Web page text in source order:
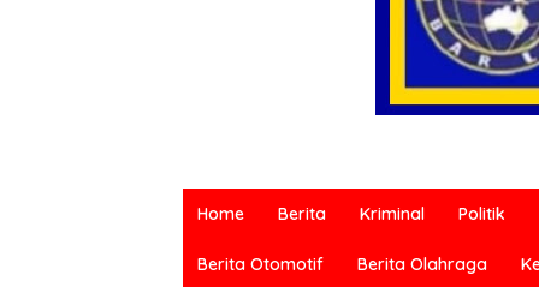
terkini
berbagai
Home Berita Kriminal Politik
Berita Otomotif Berita Olahraga